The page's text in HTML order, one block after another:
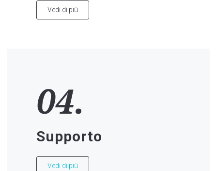
Vedi di più
04.
Supporto
Vedi di più